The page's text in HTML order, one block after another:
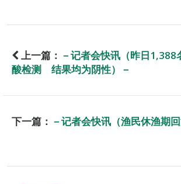
上一篇： －记者会快讯（昨日1,388
酸检测 结果均为阴性）－
下一篇： －记者会快讯（渔民休渔期